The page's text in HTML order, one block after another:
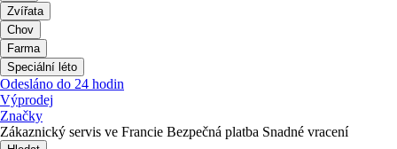
Zvířata
Chov
Farma
Speciální léto
Odesláno do 24 hodin
Výprodej
Značky
Zákaznický servis ve Francie Bezpečná platba Snadné vracení